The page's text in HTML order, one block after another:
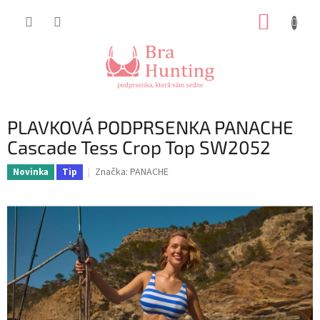
PLAVKOVÁ PODPRSENKA PANACHE
Cascade Tess Crop Top SW2052
Novinka Tip Značka: PANACHE